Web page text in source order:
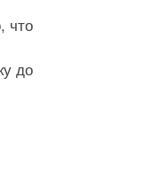
что
до